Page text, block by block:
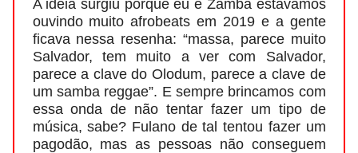
A ideia surgiu porque eu e Zamba estávamos
ouvindo muito afrobeats em 2019 e a gente
ficava nessa resenha: “massa, parece muito
Salvador, tem muito a ver com Salvador,
parece a clave do Olodum, parece a clave de
um samba reggae”. E sempre brincamos com
essa onda de não tentar fazer um tipo de
música, sabe? Fulano de tal tentou fazer um
pagodão, mas as pessoas não conseguem